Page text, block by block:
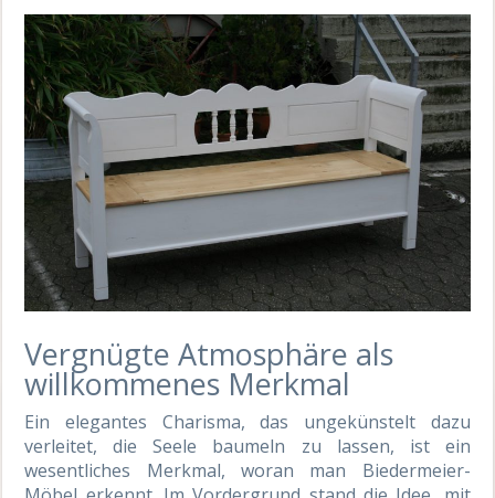
Vergnügte Atmosphäre als
willkommenes Merkmal
Ein elegantes Charisma, das ungekünstelt dazu
verleitet, die Seele baumeln zu lassen, ist ein
wesentliches Merkmal, woran man Biedermeier-